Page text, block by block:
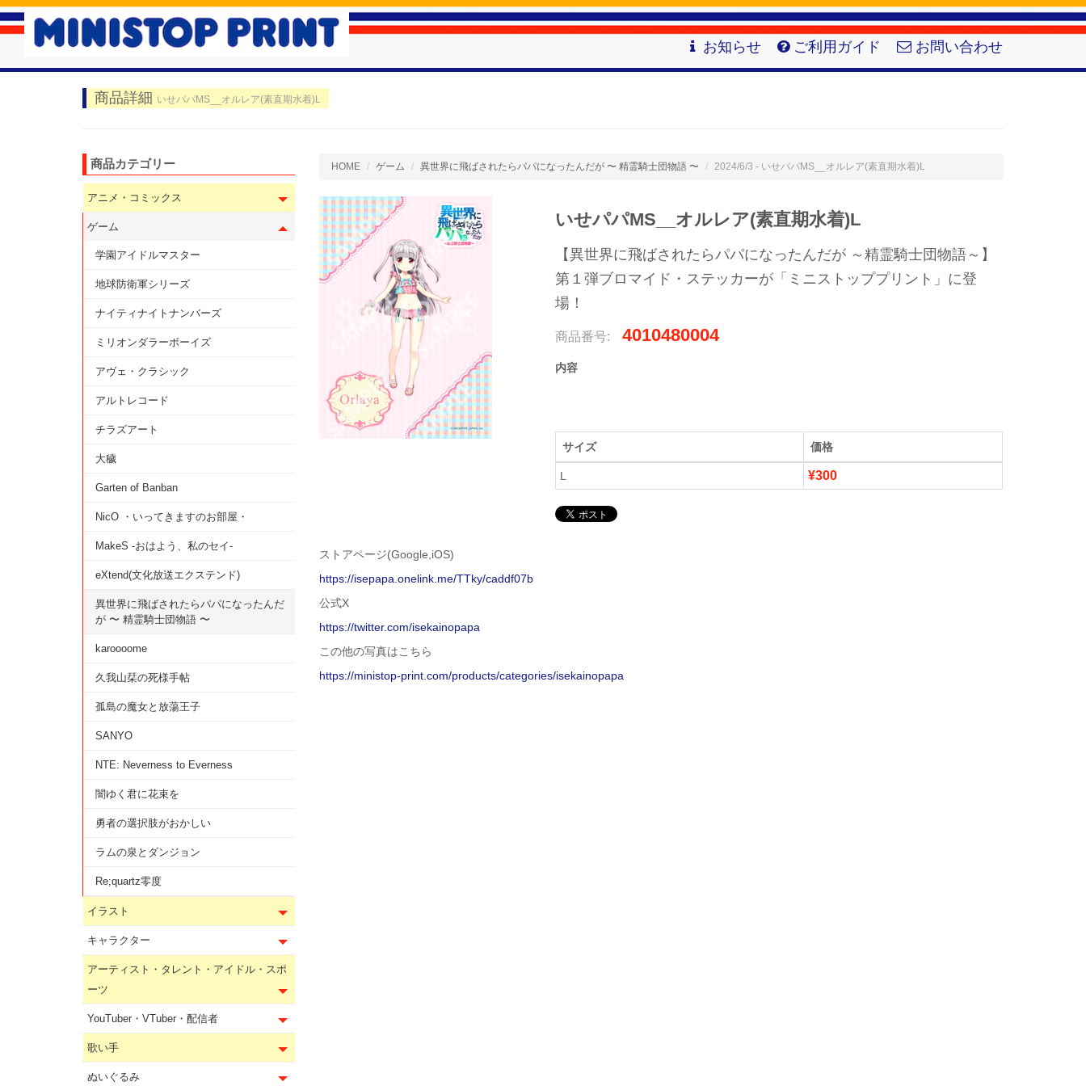
お知らせ ご利用ガイド お問い合わせ
商品詳細 いせパパMS__オルレア(素直期水着)L
HOME ゲーム 異世界に飛ばされたらパパになったんだが 〜 精霊騎士団物語 〜 2024/6/3 - いせパパMS__オルレア(素直期水着)L
いせパパMS__オルレア(素直期水着)L
【異世界に飛ばされたらパパになったんだが ～精霊騎士団物語～】
第１弾ブロマイド・ステッカーが「ミニストッププリント」に登
場！
商品番号: 4010480004
内容
サイズ 価格
L ¥300
ストアページ(Google,iOS)
https://isepapa.onelink.me/TTky/caddf07b
公式X
https://twitter.com/isekainopapa
この他の写真はこちら
https://ministop-print.com/products/categories/isekainopapa
商品カテゴリー
アニメ・コミックス
ゲーム
学園アイドルマスター
地球防衛軍シリーズ
ナイティナイトナンバーズ
ミリオンダラーボーイズ
アヴェ・クラシック
アルトレコード
チラズアート
大穢
Garten of Banban
NicO ・いってきますのお部屋・
MakeS -おはよう、私のセイ-
eXtend(文化放送エクステンド)
異世界に飛ばされたらパパになったんだ
が 〜 精霊騎士団物語 〜
karoooome
久我山栞の死様手帖
孤島の魔女と放蕩王子
SANYO
NTE: Neverness to Everness
闇ゆく君に花束を
勇者の選択肢がおかしい
ラムの泉とダンジョン
Re;quartz零度
イラスト
キャラクター
アーティスト・タレント・アイドル・スポ
ーツ
YouTuber・VTuber・配信者
歌い手
ぬいぐるみ